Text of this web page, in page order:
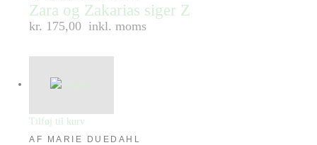
Zara og Zakarias siger Z
kr. 175,00 inkl. moms
Tilføj til kurv
AF MARIE DUEDAHL